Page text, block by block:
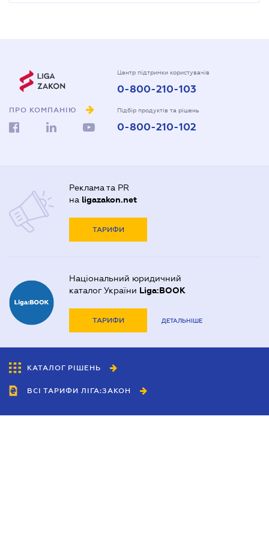
ПРО КОМПАНІЮ
Центр підтримки користувачів
0-800-210-103
Підбір продуктів та рішень
0-800-210-102
Реклама та PR
на ligazakon.net
ТАРИФИ
Національний юридичний
каталог України Liga:BOOK
ТАРИФИ ДЕТАЛЬНІШЕ
КАТАЛОГ РІШЕНЬ
ВСІ ТАРИФИ ЛІГА:ЗАКОН